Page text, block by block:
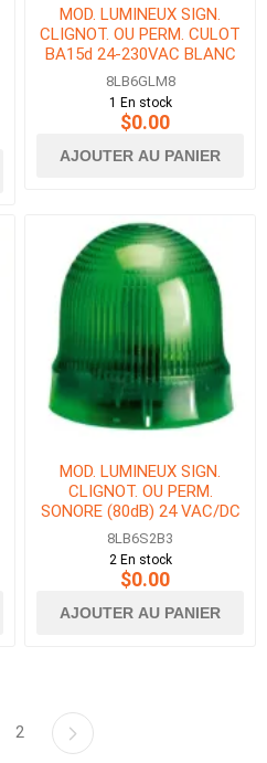
MOD. LUMINEUX SIGN.
CLIGNOT. OU PERM. CULOT
BA15d 24-230VAC BLANC
8LB6GLM8
1 En stock
$0.00
AJOUTER AU PANIER
MOD. LUMINEUX SIGN.
CLIGNOT. OU PERM.
SONORE (80dB) 24 VAC/DC
VERT
8LB6S2B3
2 En stock
$0.00
AJOUTER AU PANIER
2